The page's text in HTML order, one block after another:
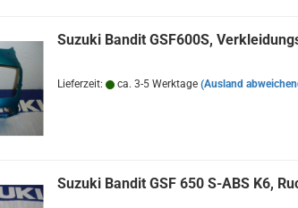
Suzuki Bandit GSF600S,
Lieferzeit: ca. 3-5 Werktage (Ausland
Suzuki Bandit GSF 650 S-ABS K6,